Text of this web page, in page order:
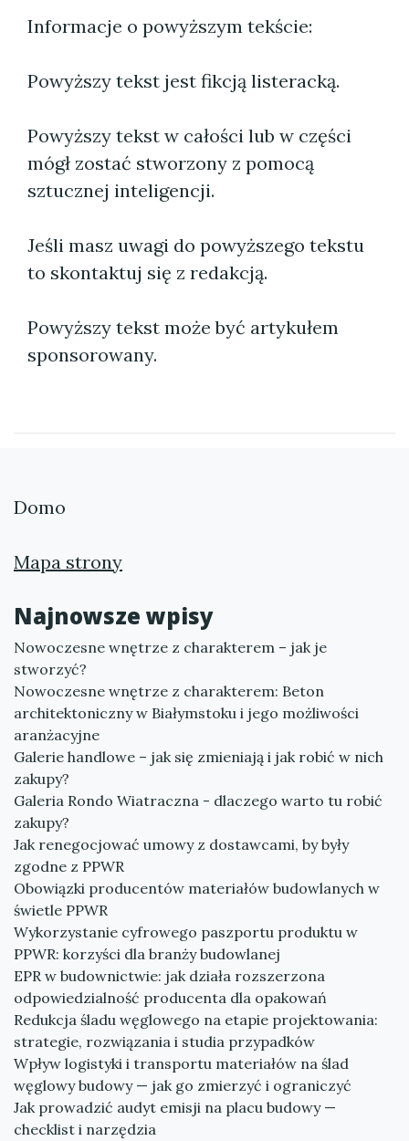
Informacje o powyższym tekście:
Powyższy tekst jest fikcją listeracką.
Powyższy tekst w całości lub w części
mógł zostać stworzony z pomocą
sztucznej inteligencji.
Jeśli masz uwagi do powyższego tekstu
to skontaktuj się z redakcją.
Powyższy tekst może być artykułem
sponsorowany.
Domo
Mapa strony
Najnowsze wpisy
Nowoczesne wnętrze z charakterem – jak je
stworzyć?
Nowoczesne wnętrze z charakterem: Beton
architektoniczny w Białymstoku i jego możliwości
aranżacyjne
Galerie handlowe – jak się zmieniają i jak robić w nich
zakupy?
Galeria Rondo Wiatraczna - dlaczego warto tu robić
zakupy?
Jak renegocjować umowy z dostawcami, by były
zgodne z PPWR
Obowiązki producentów materiałów budowlanych w
świetle PPWR
Wykorzystanie cyfrowego paszportu produktu w
PPWR: korzyści dla branży budowlanej
EPR w budownictwie: jak działa rozszerzona
odpowiedzialność producenta dla opakowań
Redukcja śladu węglowego na etapie projektowania:
strategie, rozwiązania i studia przypadków
Wpływ logistyki i transportu materiałów na ślad
węglowy budowy — jak go zmierzyć i ograniczyć
Jak prowadzić audyt emisji na placu budowy —
checklist i narzędzia